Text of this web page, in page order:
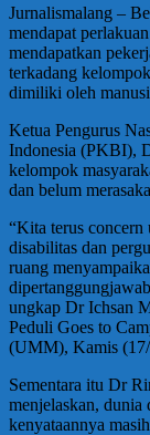
Jurnalismalang –
mendapat
mendapatkan
terkadang
dimiliki oleh
Ketua Pengurus
Indonesia (PKBI),
kelompok
dan belum
“Kita terus
disabilitas dan
ruang
ungkap Dr Ichsan
Peduli Goes to
(UMM), Kamis
Sementara itu Dr
menjelaskan, dunia
kenyataannya